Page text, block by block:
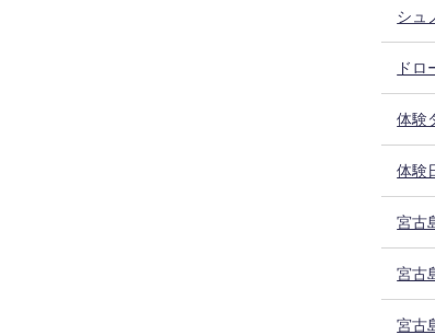
シュ
ドロ
体験
体験
宮古
宮古
宮古